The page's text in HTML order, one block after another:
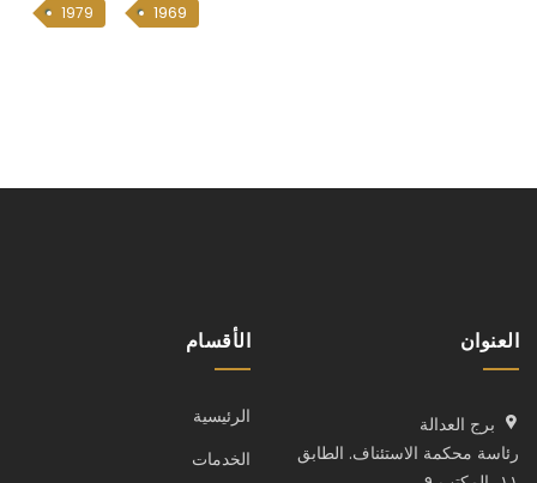
1979 1969
العنوان
برج العدالة
رئاسة محكمة الاستئناف. الطابق
الأقسام
الرئيسية
الخدمات